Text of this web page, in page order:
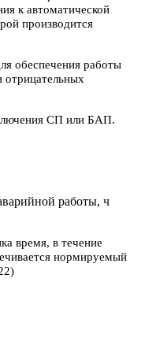
к автоматической
производится
обеспечения работы
СП или БАП.
работы, ч
время, в течение
нормируемый